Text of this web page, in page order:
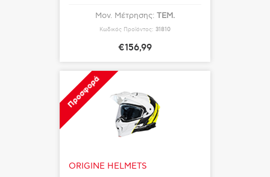
Μον. Μέτρησης: ΤΕΜ.
Κωδικός Προϊόντος: 31810
€156,99
Προσφορά
ORIGINE HELMETS